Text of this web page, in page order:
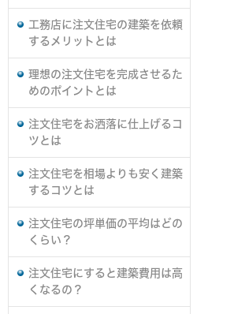
工務店に注文住宅の建築を依頼
するメリットとは
理想の注文住宅を完成させるた
めのポイントとは
注文住宅をお洒落に仕上げるコ
ツとは
注文住宅を相場よりも安く建築
するコツとは
注文住宅の坪単価の平均はどの
くらい？
注文住宅にすると建築費用は高
くなるの？